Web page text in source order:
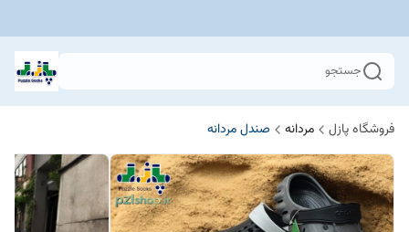
جستجو
فروشگاه پازل مردانه صندل مردانه